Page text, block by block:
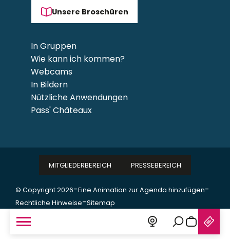
Suche
Unsere Broschüren
In Gruppen
Wie kann ich kommen?
Webcams
In Bildern
Nützliche Anwendungen
Pass' Châteaux
© Copyright 2026-Eine Animation zur Agenda hinzufügen-
Rechtliche Hinweise-Sitemap
MITGLIEDERBEREICH PRESSEBEREICH